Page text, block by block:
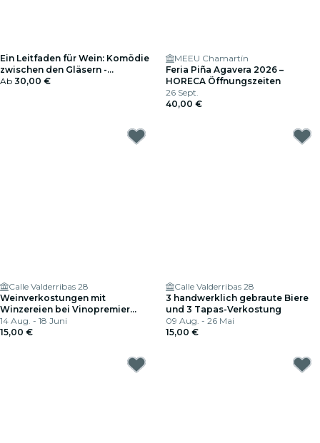
Ein Leitfaden für Wein: Komödie
zwischen den Gläsern -
Geschenkgutschein
Ab 30,00 €
MEEU Chamartín
Feria Piña Agavera 2026 –
HORECA Öffnungszeiten
26 Sept.
40,00 €
Calle Valderribas 28
Weinverkostungen mit
Winzereien bei Vinopremier
Pacifico
14 Aug. - 18 Juni
15,00 €
Calle Valderribas 28
3 handwerklich gebraute Biere
und 3 Tapas-Verkostung
09 Aug. - 26 Mai
15,00 €